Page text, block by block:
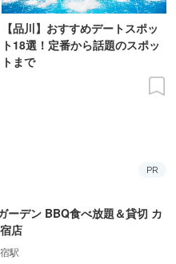
【品川】おすすめデートスポッ
ト18選！定番から話題のスポッ
トまで
PR
ーデン BBQ食べ放題＆貸切 カ
店
駅